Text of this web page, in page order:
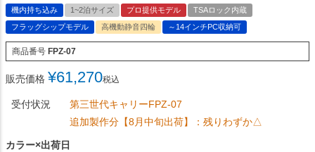
機内持ち込み 1~2泊サイズ プロ提供モデル
TSAロック内蔵
フラッグシップモデル
高機動静音四輪 ～14インチPC収納可
商品番号 FPZ-07
販売価格 ¥61,270税込
受付状況
第三世代キャリーFPZ-07
追加製作分【8月中旬出荷】：残りわずか△
カラー×出荷日